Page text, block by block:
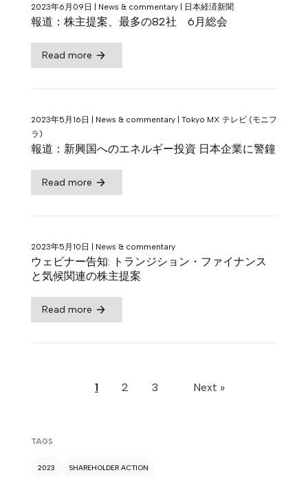
2023年6月09日 News & commentary 日本経済新聞
報道：株主提案、最多の82社 6月総会
Read more
2023年5月16日 News & commentary
Tokyo MX テレビ (モニフ
ラ)
報道：新興国へのエネルギー投資 日本企業に警鐘
Read more
2023年5月10日 News & commentary
ウェビナー告知: トランジション・ファイナンス
と気候関連の株主提案
Read more
1 2 3 Next »
TAGS
2023 SHAREHOLDER ACTION